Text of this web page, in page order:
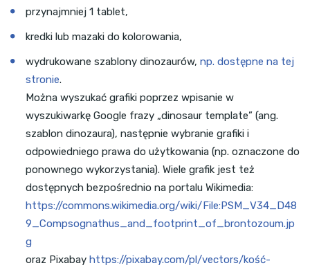
przynajmniej 1 tablet,
kredki lub mazaki do kolorowania,
wydrukowane szablony dinozaurów, np. dostępne na tej
stronie.
Można wyszukać grafiki poprzez wpisanie w
wyszukiwarkę Google frazy „dinosaur template” (ang.
szablon dinozaura), następnie wybranie grafiki i
odpowiedniego prawa do użytkowania (np. oznaczone do
ponownego wykorzystania). Wiele grafik jest też
dostępnych bezpośrednio na portalu Wikimedia:
https://commons.wikimedia.org/wiki/File:PSM_V34_D48
9_Compsognathus_and_footprint_of_brontozoum.jp
g
oraz Pixabay https://pixabay.com/pl/vectors/kość-